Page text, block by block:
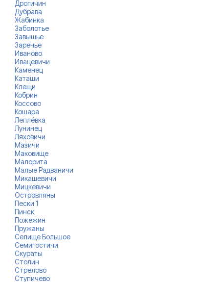
Дрогичин
Дубрава
Жабинка
Заболотье
Завышье
Заречье
Иваново
Ивацевичи
Каменец
Каташи
Клещи
Кобрин
Коссово
Кошара
Леплёвка
Лунинец
Ляховичи
Мазичи
Маковище
Малорита
Малые Радваничи
Микашевичи
Мицкевичи
Островляны
Пески 1
Пинск
Пожежин
Пружаны
Селище Большое
Семигостичи
Скураты
Столин
Стрелово
Ступичево